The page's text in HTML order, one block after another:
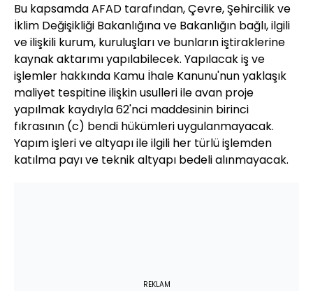
Bu kapsamda AFAD tarafından, Çevre, Şehircilik ve
İklim Değişikliği Bakanlığına ve Bakanlığın bağlı, ilgili
ve ilişkili kurum, kuruluşları ve bunların iştiraklerine
kaynak aktarımı yapılabilecek. Yapılacak iş ve
işlemler hakkında Kamu İhale Kanunu'nun yaklaşık
maliyet tespitine ilişkin usulleri ile avan proje
yapılmak kaydıyla 62'nci maddesinin birinci
fıkrasının (c) bendi hükümleri uygulanmayacak.
Yapım işleri ve altyapı ile ilgili her türlü işlemden
katılma payı ve teknik altyapı bedeli alınmayacak.
REKLAM